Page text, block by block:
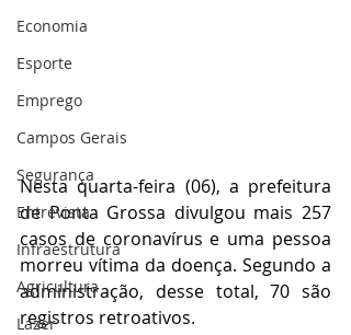
Economia
Esporte
Emprego
Campos Gerais
Segurança
Entrevista
Infraestrutura
Agricultura
Lazer
Nesta quarta-feira (06), a prefeitura
de Ponta Grossa divulgou mais 257
casos de coronavírus e uma pessoa
morreu vítima da doença. Segundo a
administração, desse total, 70 são
registros retroativos.